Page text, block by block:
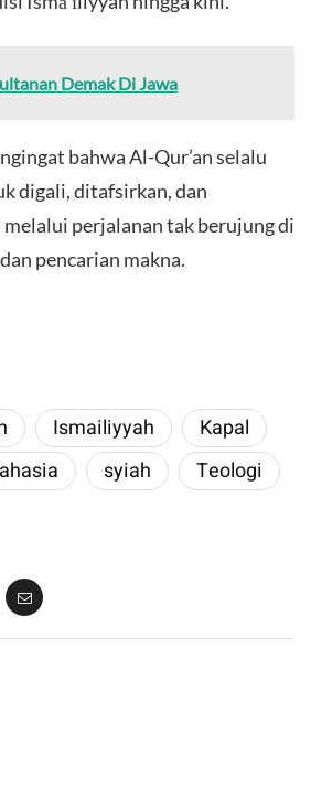
Demak Di Jawa
bahwa Al-Qur’an selalu
digali, ditafsirkan, dan
perjalanan tak berujung di
pencarian makna.
Ismailiyyah
Kapal
syiah Teologi